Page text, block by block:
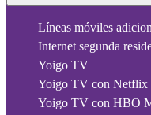
Líneas móviles
Internet segunda
Yoigo TV
Yoigo TV con Netflix
Yoigo TV con HBO